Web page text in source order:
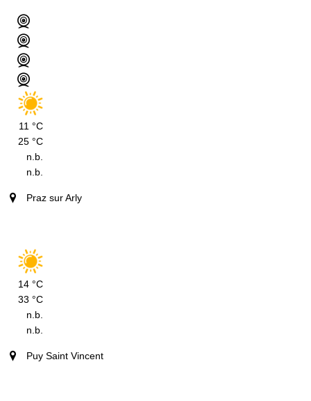
11 °C
25 °C
n.b.
n.b.
Praz sur Arly
14 °C
33 °C
n.b.
n.b.
Puy Saint Vincent